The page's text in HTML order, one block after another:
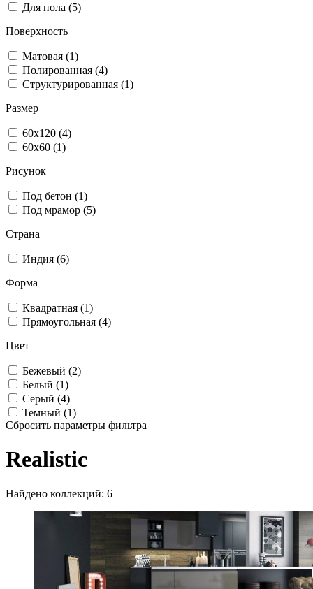
Для пола (5)
Поверхность
Матовая (1)
Полированная (4)
Структурированная (1)
Размер
60x120 (4)
60x60 (1)
Рисунок
Под бетон (1)
Под мрамор (5)
Страна
Индия (6)
Форма
Квадратная (1)
Прямоугольная (4)
Цвет
Бежевый (2)
Белый (1)
Серый (4)
Темный (1)
Сбросить параметры фильтра
Realistic
Найдено коллекций: 6